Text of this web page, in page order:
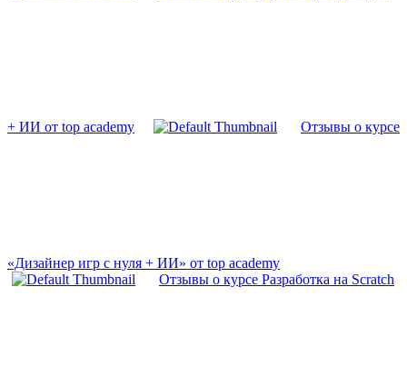
+ ИИ от top academy Отзывы о курсе
«Дизайнер игр с нуля + ИИ» от top academy
Отзывы о курсе Разработка на Scratch